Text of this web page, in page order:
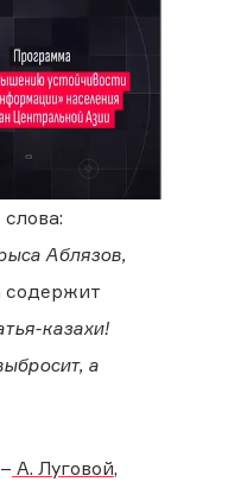
Аблязов,
содержит
казахи!
а
А. Луговой,